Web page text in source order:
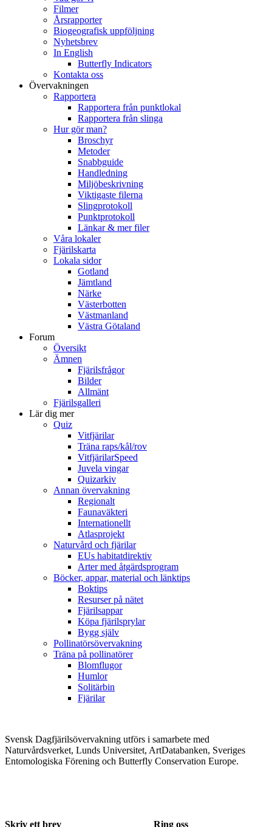
Filmer
Årsrapporter
Biogeografisk uppföljning
Nyhetsbrev
In English
Butterfly Indicators
Kontakta oss
Övervakningen
Rapportera
Rapportera från punktlokal
Rapportera från slinga
Hur gör man?
Broschyr
Metoder
Snabbguide
Handledning
Miljöbeskrivning
Viktigaste filerna
Slingprotokoll
Punktprotokoll
Länkar & mer filer
Våra lokaler
Fjärilskarta
Lokala sidor
Gotland
Jämtland
Närke
Västerbotten
Västmanland
Västra Götaland
Forum
Översikt
Ämnen
Fjärilsfrågor
Bilder
Allmänt
Fjärilsgalleri
Lär dig mer
Quiz
Vitfjärilar
Träna raps/kål/rov
VitfjärilarSpeed
Juvela vingar
Quizarkiv
Annan övervakning
Regionalt
Faunaväkteri
Internationellt
Atlasprojekt
Naturvård och fjärilar
EUs habitatdirektiv
Arter med åtgärdsprogram
Böcker, appar, material och länktips
Boktips
Resurser på nätet
Fjärilsappar
Köpa fjärilsprylar
Bygg själv
Pollinatörsövervakning
Träna på pollinatörer
Blomflugor
Humlor
Solitärbin
Fjärilar
Svensk Dagfjärilsövervakning utförs i samarbete med
Naturvårdsverket, Lunds Universitet, ArtDatabanken, Sveriges
Entomologiska Förening och Butterfly Conservation Europe.
Skriv ett brev Ring oss